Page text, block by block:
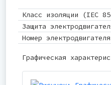
Класс изоляции (IEC
Защита
Номер электродвигателя
Графическая